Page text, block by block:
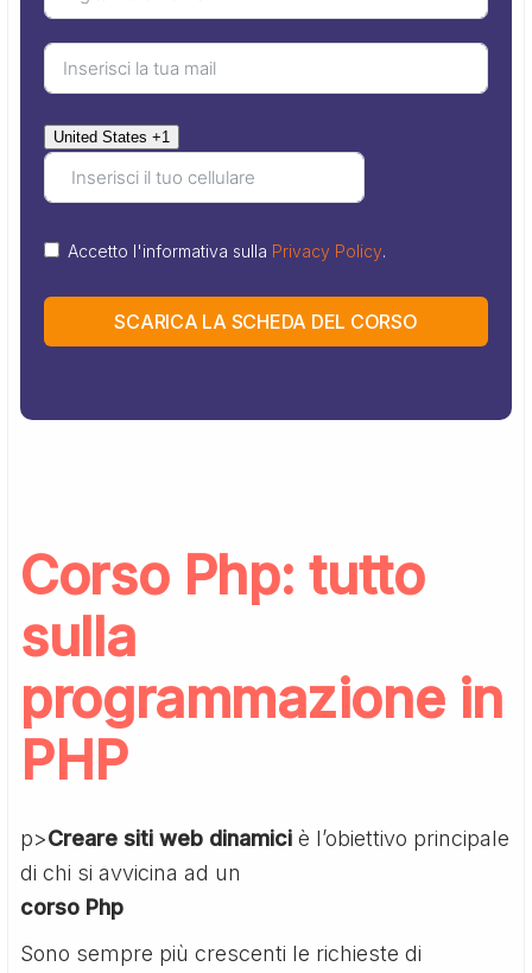
United States +1
Accetto l'informativa sulla Privacy Policy.
SCARICA LA SCHEDA DEL CORSO
Corso Php: tutto
sulla
programmazione in
PHP
p>Creare siti web dinamici è l’obiettivo principale
di chi si avvicina ad un
corso Php
Sono sempre più crescenti le richieste di